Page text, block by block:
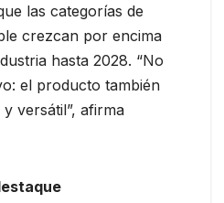
las categorías de
crezcan por encima
hasta 2028. “No
el producto también
versátil”, afirma